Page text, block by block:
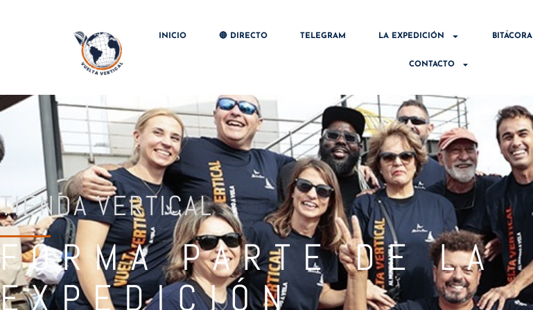
INICIO 🔴 DIRECTO TELEGRAM LA EXPEDICIÓN BITÁCORA
CONTACTO
TIENDA VERTICAL
FORMA PARTE DE LA
EXPEDICIÓN